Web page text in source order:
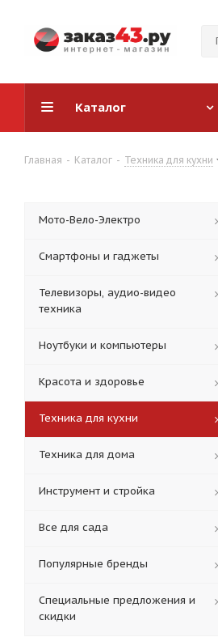
Каталог
Главная - Каталог - Техника для кухни
Мото-Вело-Электро
Смартфоны и гаджеты
Телевизоры, аудио-видео
техника
Ноутбуки и компьютеры
Красота и здоровье
Техника для кухни
Техника для дома
Инструмент и стройка
Все для сада
Популярные бренды
Специальные предложения и
скидки